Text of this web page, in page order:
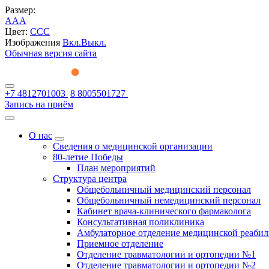
Размер:
AAA
Цвет: CCC
Изображения Вкл.Выкл.
Обычная версия сайта
+7 4812701003 8 8005501727
Запись на приём
О нас
Сведения о медицинской организации
80-летие Победы
План мероприятий
Структура центра
Общебольничный медицинский персонал
Общебольничный немедицинский персонал
Кабинет врача-клинического фармаколога
Консультативная поликлиника
Амбулаторное отделение медицинской
Приемное отделение
Отделение травматологии и ортопедии №1
Отделение травматологии и ортопедии №2